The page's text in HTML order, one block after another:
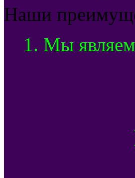
Наши
1. Мы